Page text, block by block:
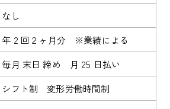
なし
年 2 回２ヶ月分 ※業績による
毎月 末日 締め 月 25 日払い
シフト制 変形労働時間制